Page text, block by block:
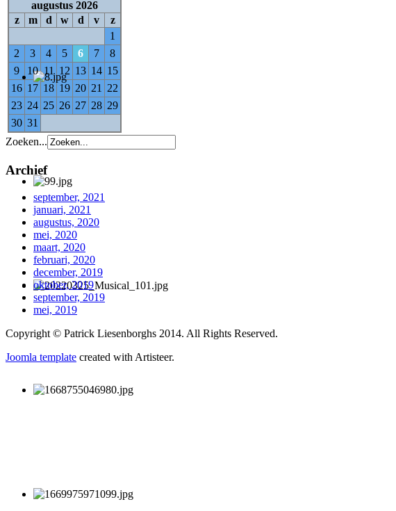
augustus 2026
z
m d w d v
z
1
2
3 4 5 6 7
8
9
10 11 12 13 14 15
16 17 18 19 20 21
22
23 24 25 26 27 28 29
30 31
Zoeken...
Archief
september, 2021
januari, 2021
augustus, 2020
mei, 2020
maart, 2020
februari, 2020
december, 2019
oktober, 2019
september, 2019
mei, 2019
Copyright © Patrick Liesenborghs 2014. All Rights Reserved.
Joomla template created with Artisteer.